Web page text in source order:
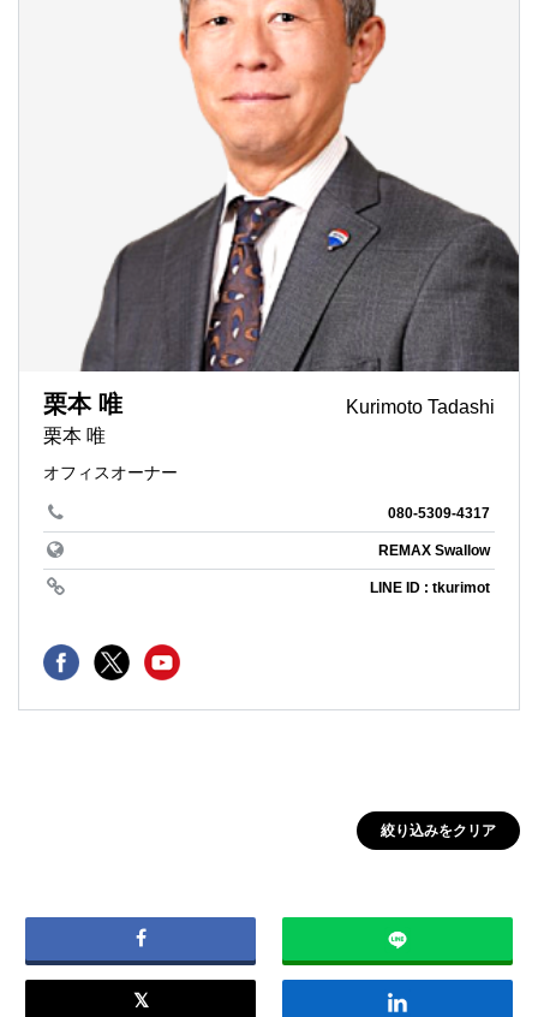
栗本 唯
Kurimoto Tadashi
栗本 唯
オフィスオーナー
080-5309-4317
REMAX Swallow
LINE ID : tkurimot
絞り込みをクリア